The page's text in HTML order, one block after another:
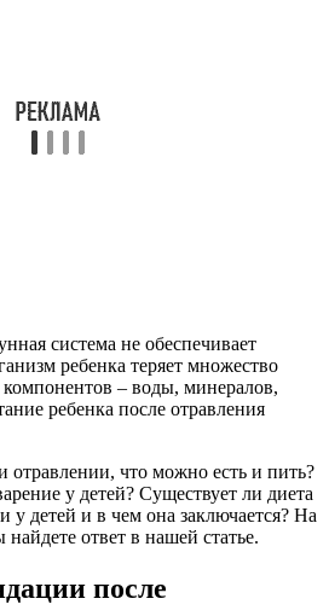
система не обеспечивает
ребенка теряет множество
– воды, минералов,
ребенка после отравления
отравлении, что можно есть и пить?
у детей? Существует ли диета
детей и в чем она заключается? На
ответ в нашей статье.
после